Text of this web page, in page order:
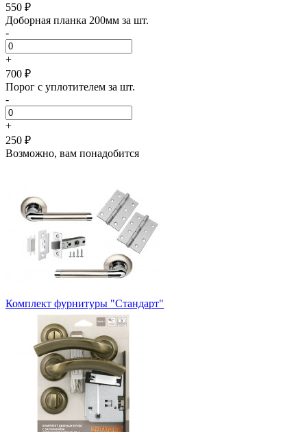
550 ₽
Доборная планка 200мм за шт.
-
+
700 ₽
Порог с уплотителем за шт.
-
+
250 ₽
Возможно, вам понадобится
Комплект фурнитуры "Стандарт"